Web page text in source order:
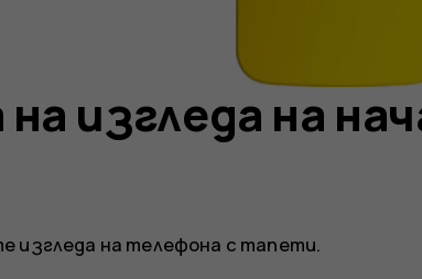
изгледа на
изгледа на телефона с тапети.